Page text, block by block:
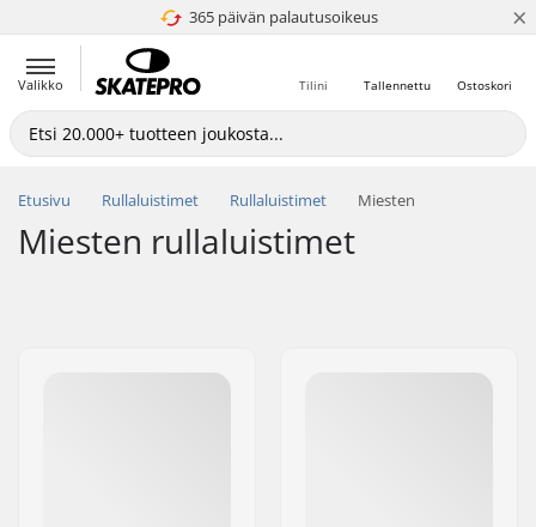
365 päivän palautusoikeus
4.8 / 5 ×
Valikko Ostoskori
Tallennettu
Tilini
Etusivu Rullaluistimet Rullaluistimet Miesten
Miesten rullaluistimet